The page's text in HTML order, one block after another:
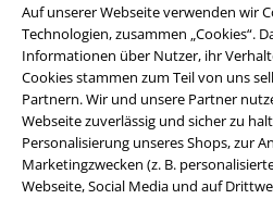
Auf unserer Webseite verwenden wir
Technologien, zusammen „Cookies“.
Informationen über Nutzer, ihr
Cookies stammen zum Teil von uns
Partnern. Wir und unsere Partner
Webseite zuverlässig und sicher zu
Personalisierung unseres Shops, zur
Marketingzwecken (z. B.
Webseite, Social Media und auf